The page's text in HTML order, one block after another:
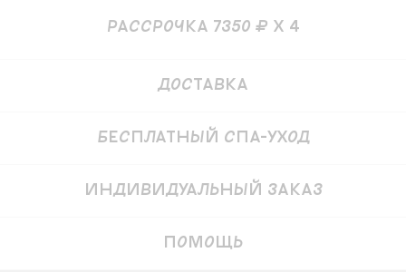
рассрочка 7350 ₽ x 4
Детали
Доставка
Бесплатный СПА-уход
Индивидуальный заказ
Помощь